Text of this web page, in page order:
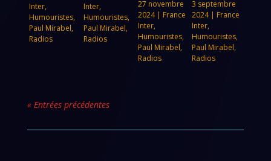
Inter,
Humouristes,
Paul Mirabel,
Radios
Inter,
Humouristes,
Paul Mirabel,
Radios
27 novembre
2024| France
Inter,
Humouristes,
Paul Mirabel,
Radios
3 septembre
2024| France
Inter,
Humouristes,
Paul Mirabel,
Radios
« Entrées précédentes